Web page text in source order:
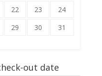
22 23
24
29 30 31
out date